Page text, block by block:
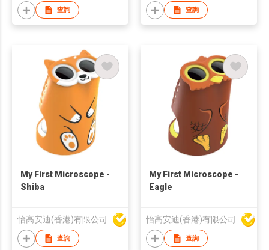
查詢 查詢
My First Microscope -
Shiba
怡高安迪(香港)有限公司
查詢
My First Microscope -
Eagle
怡高安迪(香港)有限公司
查詢